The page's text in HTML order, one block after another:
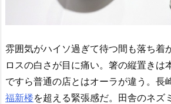
雰囲気がハイソ過ぎて待つ間も落ち着
ロスの白さが目に痛い。箸の縦置きは
ですら普通の店とはオーラが違う。長
福新楼を超える緊張感だ。田舎のネズ